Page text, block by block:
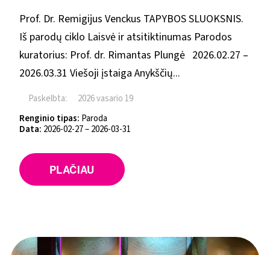
Prof. Dr. Remigijus Venckus TAPYBOS SLUOKSNIS.
Iš parodų ciklo Laisvė ir atsitiktinumas Parodos
kuratorius: Prof. dr. Rimantas Plungė 2026.02.27 –
2026.03.31 Viešoji įstaiga Anykščių...
Paskelbta:
2026 vasario 19
Renginio tipas: Paroda
Data: 2026-02-27 – 2026-03-31
PLAČIAU